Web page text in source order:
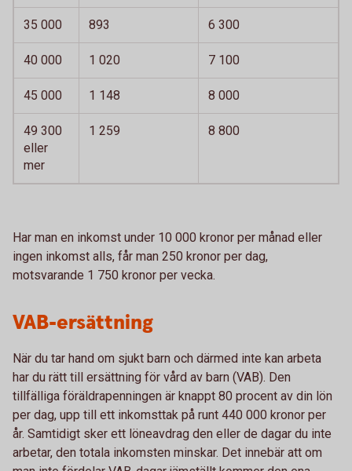
35 000 893 6 300
40 000 1 020 7 100
45 000 1 148 8 000
49 300
eller
mer
1 259 8 800
Har man en inkomst under 10 000 kronor per månad eller
ingen inkomst alls, får man 250 kronor per dag,
motsvarande 1 750 kronor per vecka.
VAB-ersättning
När du tar hand om sjukt barn och därmed inte kan arbeta
har du rätt till ersättning för vård av barn (VAB). Den
tillfälliga föräldrapenningen är knappt 80 procent av din lön
per dag, upp till ett inkomsttak på runt 440 000 kronor per
år. Samtidigt sker ett löneavdrag den eller de dagar du inte
arbetar, den totala inkomsten minskar. Det innebär att om